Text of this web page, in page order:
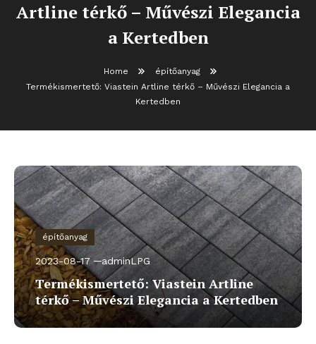
Artline térkő – Művészi Elegancia
a Kertedben
Home
építőanyag
Termékismertető: Viastein Artline térkő – Művészi Elegancia a
Kertedben
építőanyag
2023-08-17 adminLPG
Termékismertető: Viastein Artline
térkő – Művészi Elegancia a Kertedben